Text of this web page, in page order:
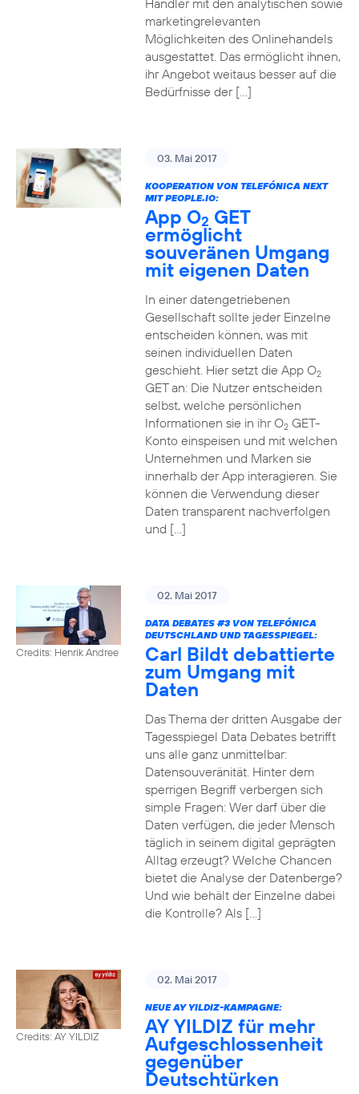
Händler mit den analytischen sowie
marketingrelevanten
Möglichkeiten des Onlinehandels
ausgestattet. Das ermöglicht ihnen,
ihr Angebot weitaus besser auf die
Bedürfnisse der […]
03. Mai 2017
KOOPERATION VON TELEFÓNICA NEXT
MIT PEOPLE.IO:
App O2 GET
ermöglicht
souveränen Umgang
mit eigenen Daten
In einer datengetriebenen
Gesellschaft sollte jeder Einzelne
entscheiden können, was mit
seinen individuellen Daten
geschieht. Hier setzt die App O2
GET an: Die Nutzer entscheiden
selbst, welche persönlichen
Informationen sie in ihr O2GET-
Konto einspeisen und mit welchen
Unternehmen und Marken sie
innerhalb der App interagieren. Sie
können die Verwendung dieser
Daten transparent nachverfolgen
und […]
Credits: Henrik Andree
02. Mai 2017
DATA DEBATES #3VON TELEFÓNICA
DEUTSCHLAND UND TAGESSPIEGEL:
Carl Bildt debattierte
zum Umgang mit
Daten
Das Thema der dritten Ausgabe der
Tagesspiegel Data Debates betrifft
uns alle ganz unmittelbar:
Datensouveränität. Hinter dem
sperrigen Begriff verbergen sich
simple Fragen: Wer darf über die
Daten verfügen, die jeder Mensch
täglich in seinem digital geprägten
Alltag erzeugt? Welche Chancen
bietet die Analyse der Datenberge?
Und wie behält der Einzelne dabei
die Kontrolle? Als […]
Credits: AY YILDIZ
02. Mai 2017
NEUE AY YILDIZ-KAMPAGNE:
AY YILDIZ für mehr
Aufgeschlossenheit
gegenüber
Deutschtürken